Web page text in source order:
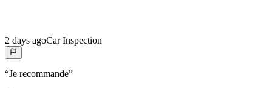
2 days agoCar Inspection
“Je recommande”